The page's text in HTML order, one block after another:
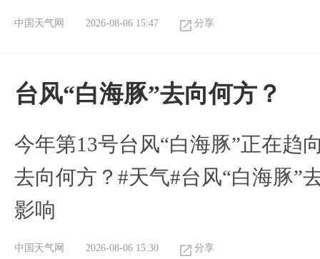
中国天气网 2026-08-06 15:47 分享
台风“白海豚”去向何方？
今年第13号台风“白海豚”正在趋
去向何方？#天气#台风“白海豚”
影响
中国天气网 2026-08-06 15:30 分享